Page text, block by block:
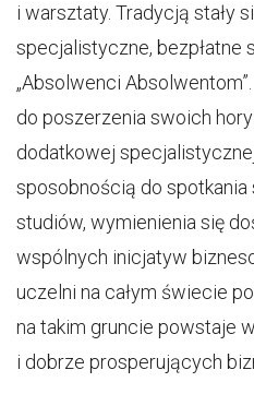
i warsztaty. Tradycją stały
specjalistyczne, bezpłatne
„Absolwenci
do poszerzenia swoich
dodatkowej
sposobnością do
studiów, wymienienia się
wspólnych inicjatyw
uczelni na całym świecie
na takim gruncie powstaje
i dobrze prosperujących